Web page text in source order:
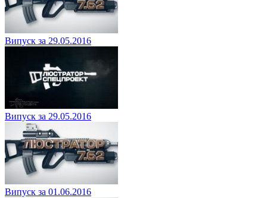
Випуск за 29.05.2016
Випуск за 29.05.2016
Випуск за 01.06.2016